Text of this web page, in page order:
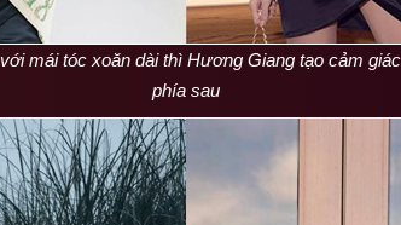
mái tóc xoăn dài thì Hương Giang tạo cảm
phía sau